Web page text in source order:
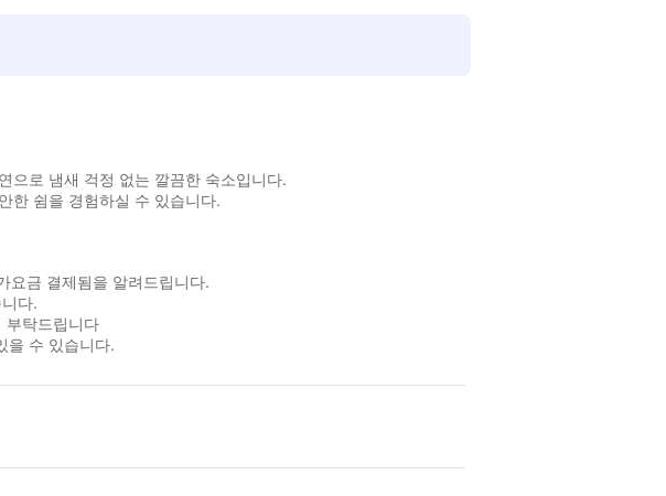
으로 냄새 걱정 없는 깔끔한 숙소입니다.
한 쉼을 경험하실 수 있습니다.
요금 결제됨을 알려드립니다.
다.
부탁드립니다
을 수 있습니다.